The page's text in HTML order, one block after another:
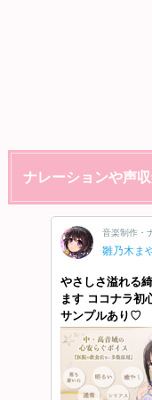
ナレーションや声